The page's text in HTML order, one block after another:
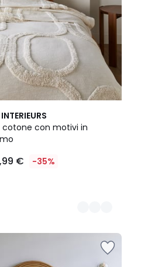
cotone con motivi in
€ -35%